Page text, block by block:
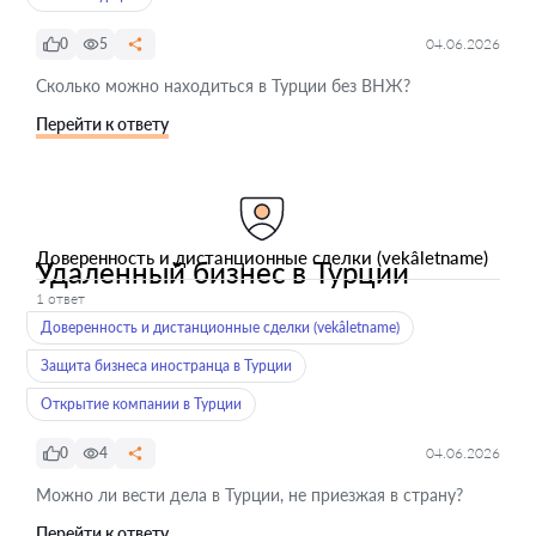
0 5 04.06.2026
Сколько можно находиться в Турции без ВНЖ?
Перейти к ответу
Доверенность и дистанционные сделки (vekâletname)
Удаленный бизнес в Турции
1 ответ
Доверенность и дистанционные сделки (vekâletname)
Защита бизнеса иностранца в Турции
Открытие компании в Турции
0 4 04.06.2026
Можно ли вести дела в Турции, не приезжая в страну?